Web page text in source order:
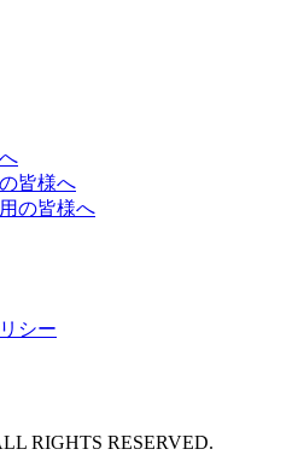
皆様へ
の皆様へ
シー
RIGHTS RESERVED.